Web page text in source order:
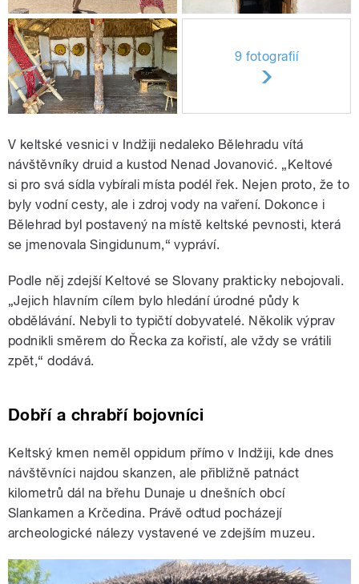
9 fotografií
V keltské vesnici v Indžiji nedaleko Bělehradu vítá
návštěvníky druid a kustod Nenad Jovanović. „Keltové
si pro svá sídla vybírali místa podél řek. Nejen proto, že to
byly vodní cesty, ale i zdroj vody na vaření. Dokonce i
Bělehrad byl postavený na místě keltské pevnosti, která
se jmenovala Singidunum,“ vypráví.
Podle něj zdejší Keltové se Slovany prakticky nebojovali.
„Jejich hlavním cílem bylo hledání úrodné půdy k
obdělávání. Nebyli to typičtí dobyvatelé. Několik výprav
podnikli směrem do Řecka za kořistí, ale vždy se vrátili
zpět,“ dodává.
Dobří a chrabří bojovníci
Keltský kmen neměl oppidum přímo v Indžiji, kde dnes
návštěvníci najdou skanzen, ale přibližně patnáct
kilometrů dál na břehu Dunaje u dnešních obcí
Slankamen a Krčedina. Právě odtud pocházejí
archeologické nálezy vystavené ve zdejším muzeu.